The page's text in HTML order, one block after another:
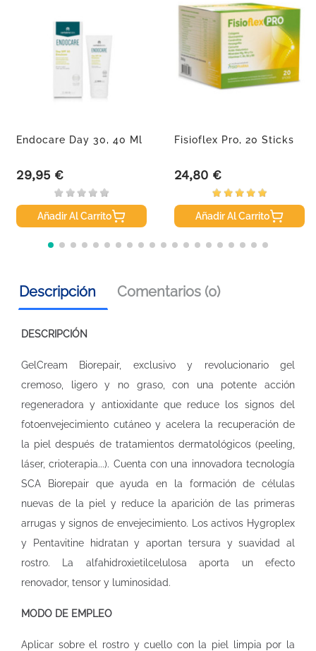
Endocare Day 30, 40 Ml
Precio
29,95 €
Añadir Al Carrito
Fisioflex Pro, 20 Sticks
Precio
24,80 €
Añadir Al Carrito
Descripción Comentarios (0)
DESCRIPCIÓN
GelCream Biorepair, exclusivo y revolucionario gel
cremoso, ligero y no graso, con una potente acción
regeneradora y antioxidante que reduce los signos del
fotoenvejecimiento cutáneo y acelera la recuperación de
la piel después de tratamientos dermatológicos (peeling,
láser, crioterapia...). Cuenta con una innovadora tecnología
SCA Biorepair que ayuda en la formación de células
nuevas de la piel y reduce la aparición de las primeras
arrugas y signos de envejecimiento. Los activos Hygroplex
y Pentavitine hidratan y aportan tersura y suavidad al
rostro. La alfahidroxietilcelulosa aporta un efecto
renovador, tensor y luminosidad.
MODO DE EMPLEO
Aplicar sobre el rostro y cuello con la piel limpia por la